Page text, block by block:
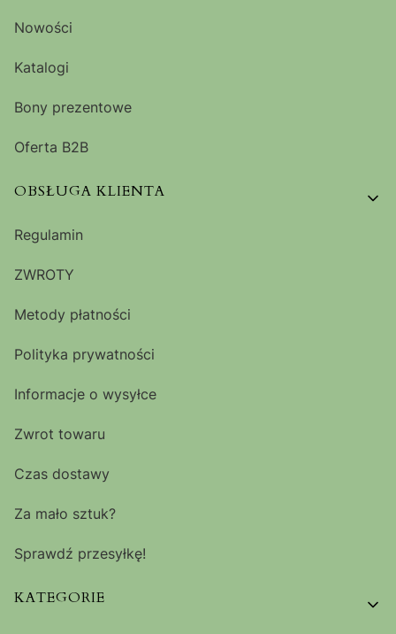
Nowości
Katalogi
Bony prezentowe
Oferta B2B
OBSŁUGA KLIENTA
Regulamin
ZWROTY
Metody płatności
Polityka prywatności
Informacje o wysyłce
Zwrot towaru
Czas dostawy
Za mało sztuk?
Sprawdź przesyłkę!
KATEGORIE